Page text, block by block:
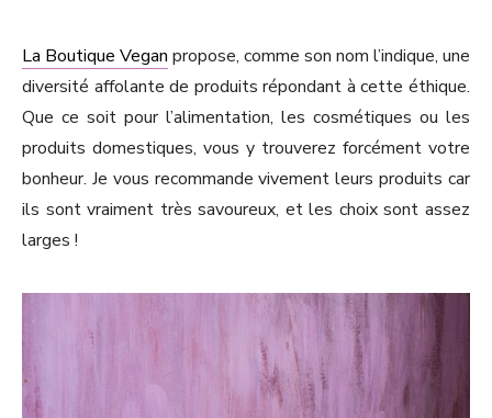
La Boutique Vegan propose, comme son nom l’indique, une
diversité affolante de produits répondant à cette éthique.
Que ce soit pour l’alimentation, les cosmétiques ou les
produits domestiques, vous y trouverez forcément votre
bonheur. Je vous recommande vivement leurs produits car
ils sont vraiment très savoureux, et les choix sont assez
larges !